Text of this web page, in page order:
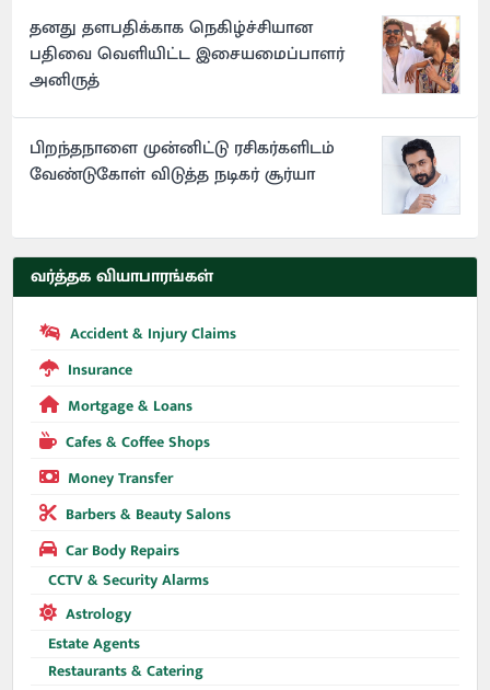
தனது தளபதிக்காக நெகிழ்ச்சியான
பதிவை வெளியிட்ட இசையமைப்பாளர்
அனிருத்
பிறந்தநாளை முன்னிட்டு ரசிகர்களிடம்
வேண்டுகோள் விடுத்த நடிகர் சூர்யா
வர்த்தக வியாபாரங்கள்
Accident & Injury Claims
Insurance
Mortgage & Loans
Cafes & Coffee Shops
Money Transfer
Barbers & Beauty Salons
Car Body Repairs
CCTV & Security Alarms
Astrology
Estate Agents
Restaurants & Catering